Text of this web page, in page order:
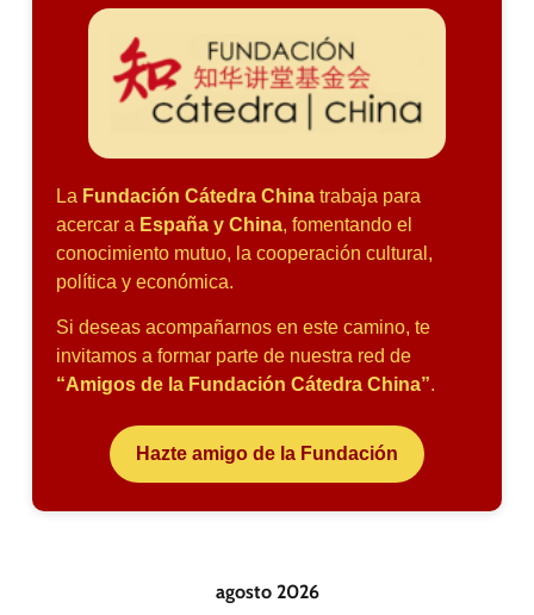
La Fundación Cátedra China trabaja para
acercar a España y China, fomentando el
conocimiento mutuo, la cooperación cultural,
política y económica.
Si deseas acompañarnos en este camino, te
invitamos a formar parte de nuestra red de
“Amigos de la Fundación Cátedra China”.
Hazte amigo de la Fundación
agosto 2026